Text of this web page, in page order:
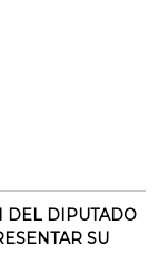
DEL DIPUTADO
SU